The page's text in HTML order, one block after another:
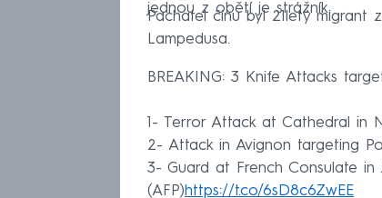
jednou z obětí je strážník.
Pachatel činu byl 21letý migrant
Lampedusa.
BREAKING: 3 Knife Attacks
1- Terror Attack at Cathedral in
2- Attack in Avignon targeting
3- Guard at French Consulate in
(AFP)https://t.co/6sD8c6ZwEE